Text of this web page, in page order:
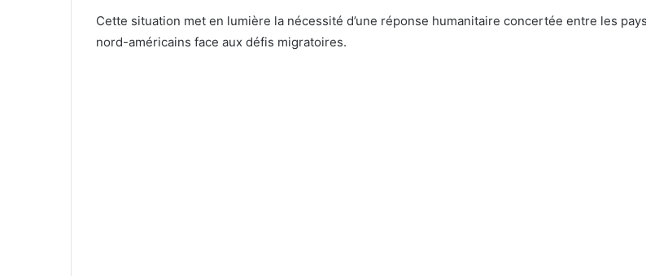
Cette situation met en lumière la nécessité d’une réponse humanitaire concertée entre les pays
nord-américains face aux défis migratoires.